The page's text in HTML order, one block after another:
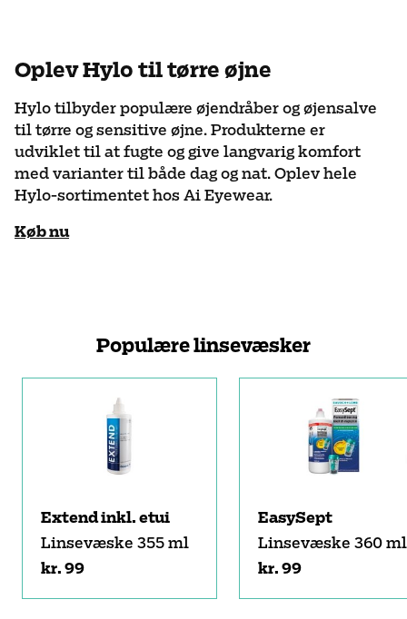
Oplev Hylo til tørre øjne
Hylo tilbyder populære øjendråber og øjensalve
til tørre og sensitive øjne. Produkterne er
udviklet til at fugte og give langvarig komfort
med varianter til både dag og nat. Oplev hele
Hylo-sortimentet hos Ai Eyewear.
Køb nu
Populære linsevæsker
Extend inkl. etui
Linsevæske 355 ml
kr. 99
EasySept
Linsevæske 360 ml
kr. 99